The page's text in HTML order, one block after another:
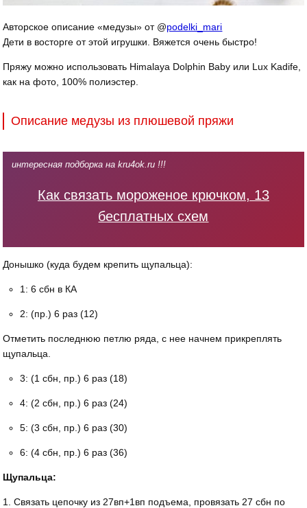
Авторское описание «медузы» от @podelki_mari
Дети в восторге от этой игрушки. Вяжется очень быстро!
Пряжу можно использовать Himalaya Dolphin Baby или Lux Kadife,
как на фото, 100% полиэстер.
Описание медузы из плюшевой пряжи
интересная подборка на kru4ok.ru !!!
Как связать мороженое крючком, 13
бесплатных схем
Донышко (куда будем крепить щупальца):
1: 6 сбн в КА
2: (пр.) 6 раз (12)
Отметить последнюю петлю ряда, с нее начнем прикреплять
щупальца.
3: (1 сбн, пр.) 6 раз (18)
4: (2 сбн, пр.) 6 раз (24)
5: (3 сбн, пр.) 6 раз (30)
6: (4 сбн, пр.) 6 раз (36)
Щупальца:
1. Связать цепочку из 27вп+1вп подъема, провязать 27 сбн по